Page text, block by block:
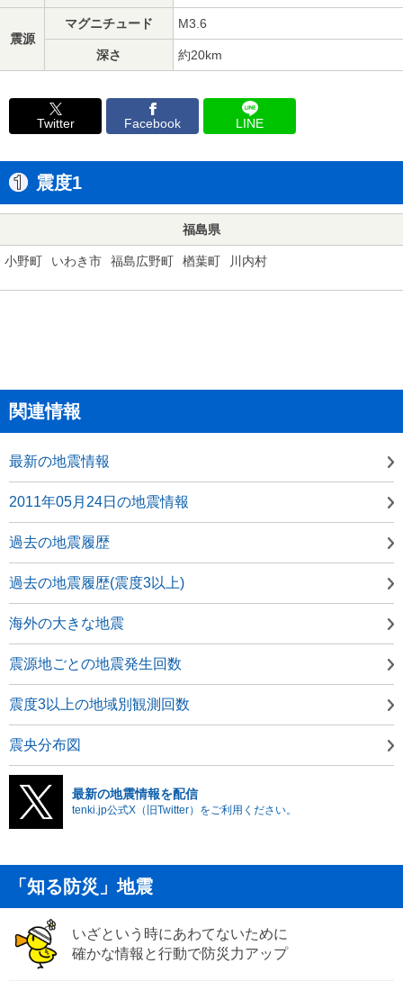
震源
マグニチュード M3.6
深さ 約20km
Twitter Facebook LINE
震度1
福島県
小野町 いわき市 福島広野町 楢葉町 川内村
関連情報
最新の地震情報
2011年05月24日の地震情報
過去の地震履歴
過去の地震履歴(震度3以上)
海外の大きな地震
震源地ごとの地震発生回数
震度3以上の地域別観測回数
震央分布図
最新の地震情報を配信
tenki.jp公式X（旧Twitter）をご利用ください。
「知る防災」地震
いざという時にあわてないために
確かな情報と行動で防災力アップ